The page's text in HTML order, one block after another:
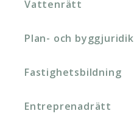
Vattenrätt
Plan- och byggjuridik
Fastighetsbildning
Entreprenadrätt